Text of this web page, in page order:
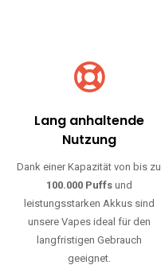
Lang anhaltende
Nutzung
Dank einer Kapazität von bis zu
100.000 Puffsund
leistungsstarken Akkus sind
unsere Vapes ideal für den
langfristigen Gebrauch
geeignet.